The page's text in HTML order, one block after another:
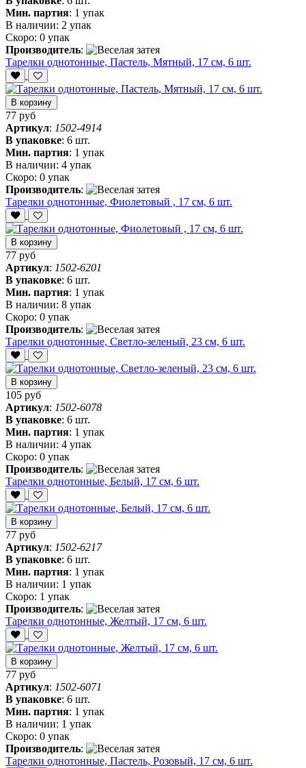
Мин. партия: 1 упак
В наличии: 2 упак
Скоро: 0 упак
Производитель:
Тарелки однотонные, Пастель, Мятный, 17 см, 6 шт.
В корзину
77 руб
Артикул: 1502-4914
В упаковке: 6 шт.
Мин. партия: 1 упак
В наличии: 4 упак
Скоро: 0 упак
Производитель:
Тарелки однотонные, Фиолетовый , 17 см, 6 шт.
В корзину
77 руб
Артикул: 1502-6201
В упаковке: 6 шт.
Мин. партия: 1 упак
В наличии: 8 упак
Скоро: 0 упак
Производитель:
Тарелки однотонные, Светло-зеленый, 23 см, 6 шт.
В корзину
105 руб
Артикул: 1502-6078
В упаковке: 6 шт.
Мин. партия: 1 упак
В наличии: 4 упак
Скоро: 0 упак
Производитель:
Тарелки однотонные, Белый, 17 см, 6 шт.
В корзину
77 руб
Артикул: 1502-6217
В упаковке: 6 шт.
Мин. партия: 1 упак
В наличии: 1 упак
Скоро: 1 упак
Производитель:
Тарелки однотонные, Желтый, 17 см, 6 шт.
В корзину
77 руб
Артикул: 1502-6071
В упаковке: 6 шт.
Мин. партия: 1 упак
В наличии: 1 упак
Скоро: 0 упак
Производитель:
Тарелки однотонные, Пастель, Розовый, 17 см, 6 шт.